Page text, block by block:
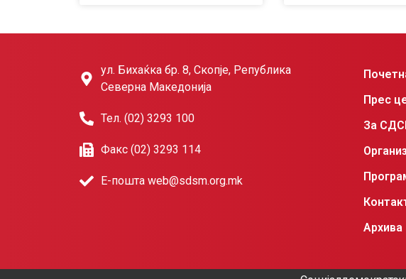
ул. Бихаќка бр. 8, Скопје, Република
Северна Македонија
Тел. (02) 3293 100
Факс (02) 3293 114
Е-пошта web@sdsm.org.mk
Прес
За
Архива